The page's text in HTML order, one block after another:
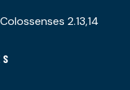
Colossenses 2.13,14